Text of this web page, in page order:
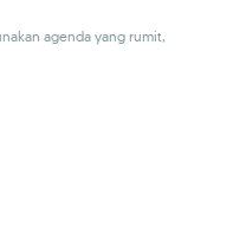
agenda yang rumit,